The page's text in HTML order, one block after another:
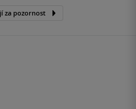
za pozornost